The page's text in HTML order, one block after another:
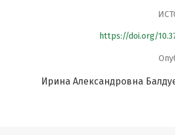
https://doi.org/
Ирина Александровна